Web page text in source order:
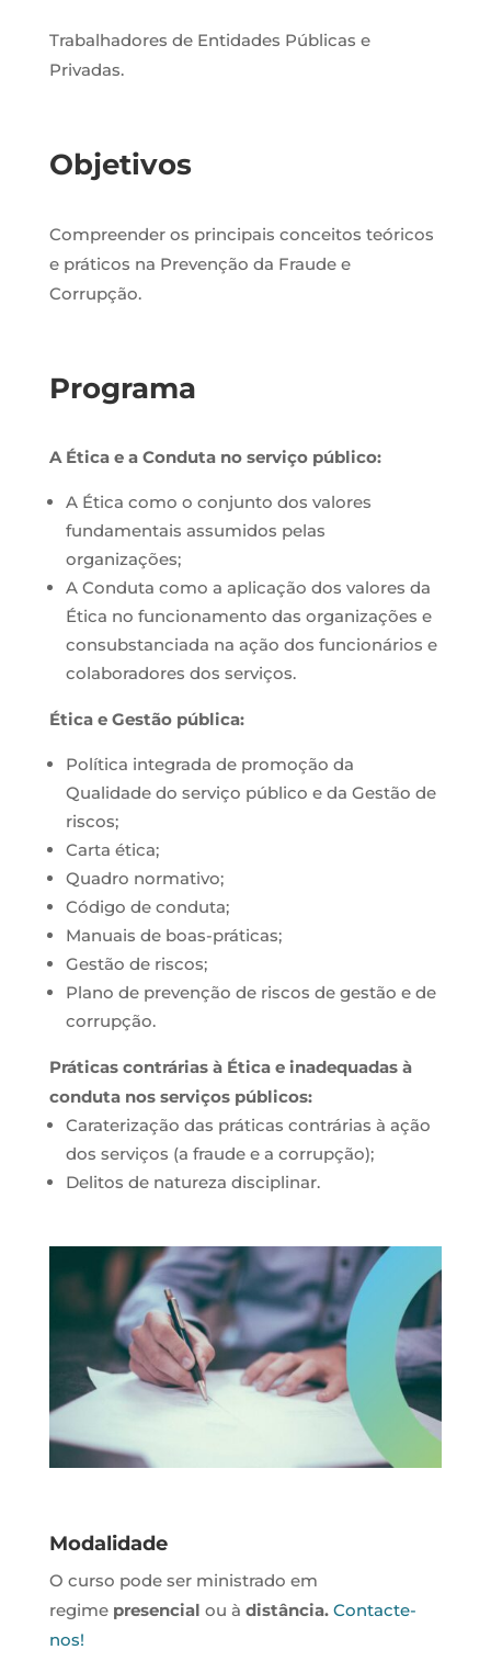
Trabalhadores de Entidades Públicas e
Privadas.
Objetivos
Compreender os principais conceitos teóricos
e práticos na Prevenção da Fraude e
Corrupção.
Programa
A Ética e a Conduta no serviço público:
A Ética como o conjunto dos valores
fundamentais assumidos pelas
organizações;
A Conduta como a aplicação dos valores da
Ética no funcionamento das organizações e
consubstanciada na ação dos funcionários e
colaboradores dos serviços.
Ética e Gestão pública:
Política integrada de promoção da
Qualidade do serviço público e da Gestão de
riscos;
Carta ética;
Quadro normativo;
Código de conduta;
Manuais de boas-práticas;
Gestão de riscos;
Plano de prevenção de riscos de gestão e de
corrupção.
Práticas contrárias à Ética e inadequadas à
conduta nos serviços públicos:
Caraterização das práticas contrárias à ação
dos serviços (a fraude e a corrupção);
Delitos de natureza disciplinar.
Modalidade
O curso pode ser ministrado em
regime presencial ou à distância. Contacte-
nos!